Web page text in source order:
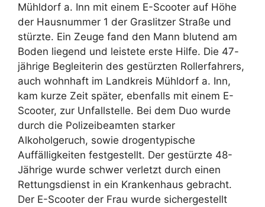
Mühldorf a. Inn mit einem E-Scooter auf Höhe
der Hausnummer 1 der Graslitzer Straße und
stürzte. Ein Zeuge fand den Mann blutend am
Boden liegend und leistete erste Hilfe. Die 47-
jährige Begleiterin des gestürzten Rollerfahrers,
auch wohnhaft im Landkreis Mühldorf a. Inn,
kam kurze Zeit später, ebenfalls mit einem E-
Scooter, zur Unfallstelle. Bei dem Duo wurde
durch die Polizeibeamten starker
Alkoholgeruch, sowie drogentypische
Auffälligkeiten festgestellt. Der gestürzte 48-
Jährige wurde schwer verletzt durch einen
Rettungsdienst in ein Krankenhaus gebracht.
Der E-Scooter der Frau wurde sichergestellt